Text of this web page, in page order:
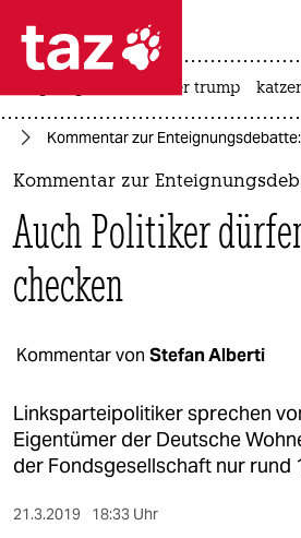
 taz zahl ich
taz zahl ich
politik
öko
gesellschaft
sport
usa unter trump
Kommentar zur
Kommentar zur
Auch Politiker
checken
Kommentar von Stefan Alberti
Linksparteipolitiker sprechen
Eigentümer der Deutsche
der Fondsgesellschaft nur rund
21.3.2019 18:33 Uhr